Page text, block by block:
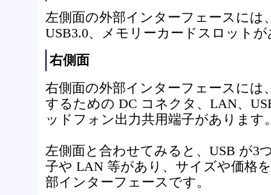
左側面の外部インターフェースには
USB3.0、メモリーカードスロット
右側面
右側面の外部インターフェースには
するための DC コネクタ、LAN、
ッドフォン出力共用端子があります
左側面と合わせてみると、USB が3
子や LAN 等があり、サイズや価格
部インターフェースです。